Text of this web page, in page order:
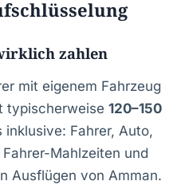
zahlen
mit eigenem Fahrzeug
typischerweise 120–150
Fahrer, Auto,
Mahlzeiten und
Ausflügen von Amman.